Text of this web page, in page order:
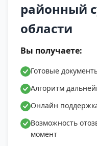
районный
области
Вы получаете:
Готовые
Алгоритм
Онлайн
Возможность
момент